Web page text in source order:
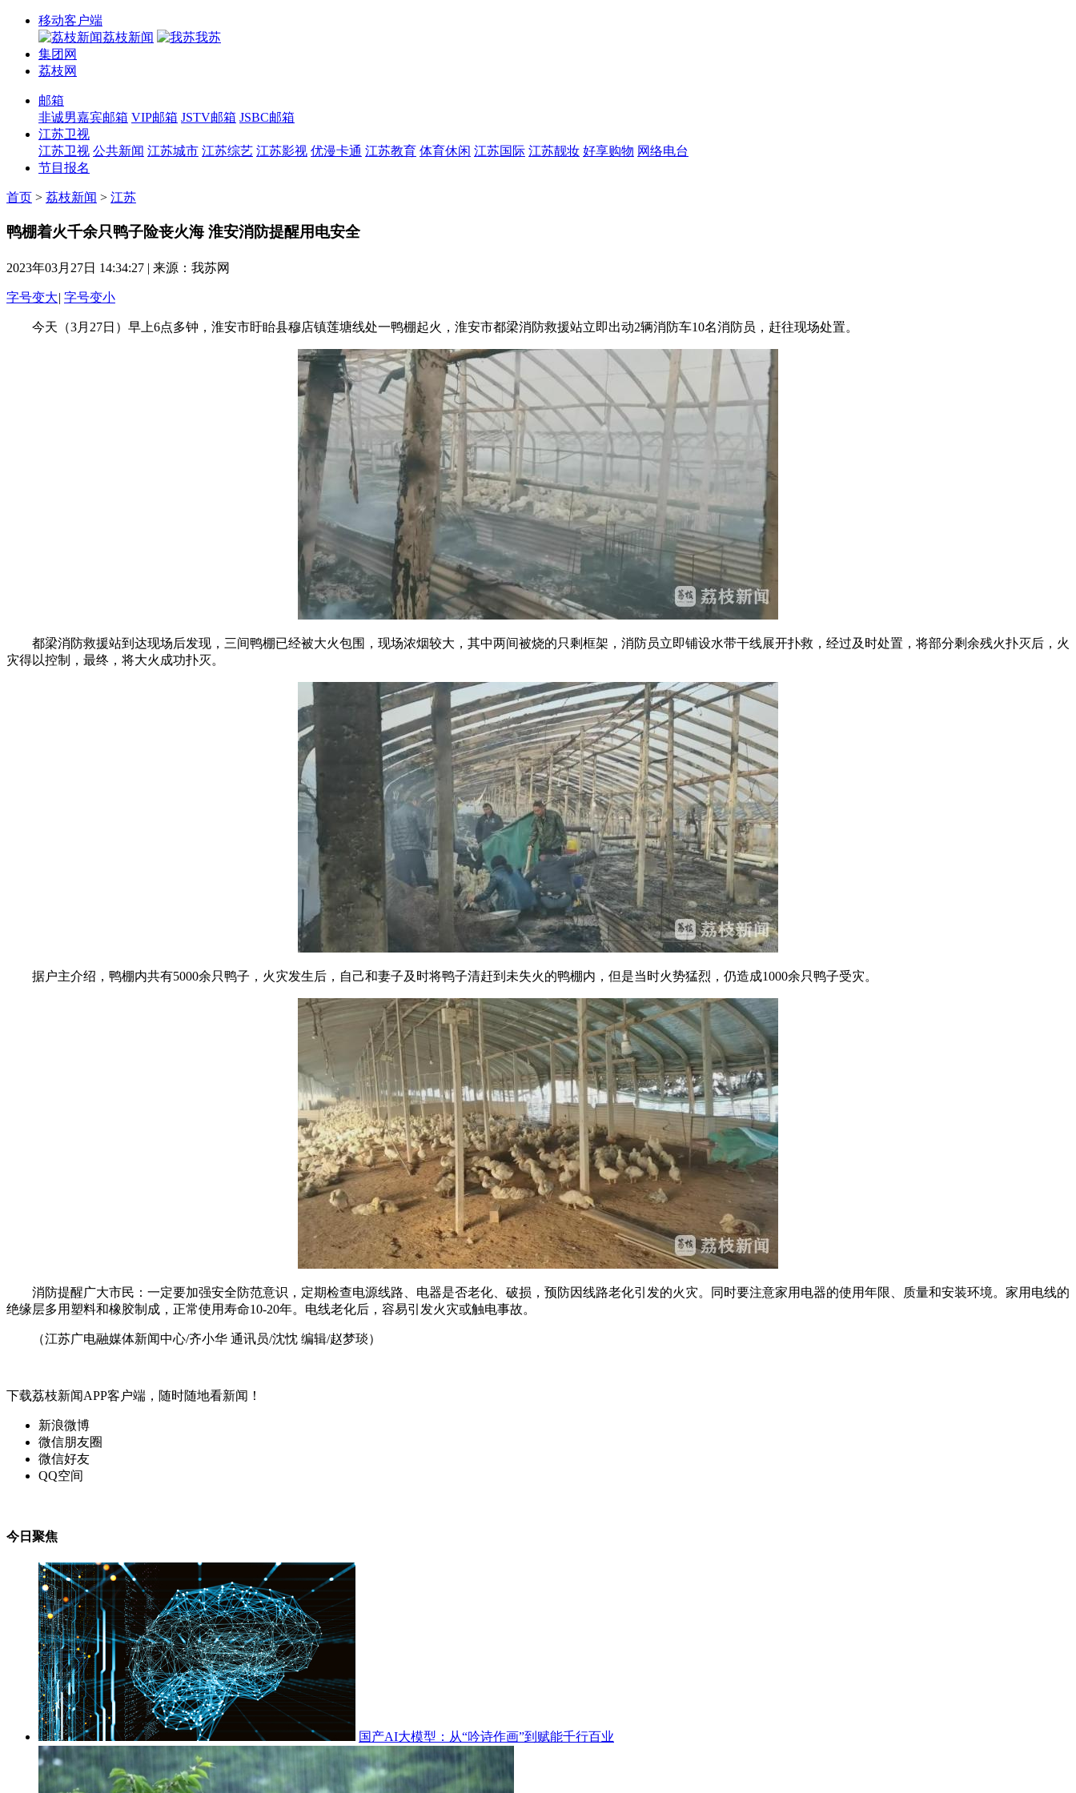
移动客户端
荔枝新闻
我苏
集团网
荔枝网
邮箱
非诚男嘉宾邮箱 VIP邮箱 JSTV邮箱 JSBC邮箱
江苏卫视
江苏卫视 公共新闻 江苏城市 江苏综艺 江苏影视 优漫卡通 江苏教育 体育休闲 江苏国际 江苏靓妆 好享购物 网络电台
节目报名
首页 > 荔枝新闻 > 江苏
鸭棚着火千余只鸭子险丧火海 淮安消防提醒用电安全
2023年03月27日 14:34:27 | 来源：我苏网
字号变大| 字号变小
今天（3月27日）早上6点多钟，淮安市盱眙县穆店镇莲塘线处一鸭棚起火，淮安市都梁消防救援站立即出动2辆消防车10名消防员，赶往现场处置。
都梁消防救援站到达现场后发现，三间鸭棚已经被大火包围，现场浓烟较大，其中两间被烧的只剩框架，消防员立即铺设水带干线展开扑救，经过及时处置，将部分剩余残火扑灭后，火
灾得以控制，最终，将大火成功扑灭。
据户主介绍，鸭棚内共有5000余只鸭子，火灾发生后，自己和妻子及时将鸭子清赶到未失火的鸭棚内，但是当时火势猛烈，仍造成1000余只鸭子受灾。
消防提醒广大市民：一定要加强安全防范意识，定期检查电源线路、电器是否老化、破损，预防因线路老化引发的火灾。同时要注意家用电器的使用年限、质量和安装环境。家用电线的
绝缘层多用塑料和橡胶制成，正常使用寿命10-20年。电线老化后，容易引发火灾或触电事故。
（江苏广电融媒体新闻中心/齐小华 通讯员/沈忱 编辑/赵梦琰）
下载荔枝新闻APP客户端，随时随地看新闻！
新浪微博
微信朋友圈
微信好友
QQ空间
今日聚焦
国产AI大模型：从“吟诗作画”到赋能千行百业